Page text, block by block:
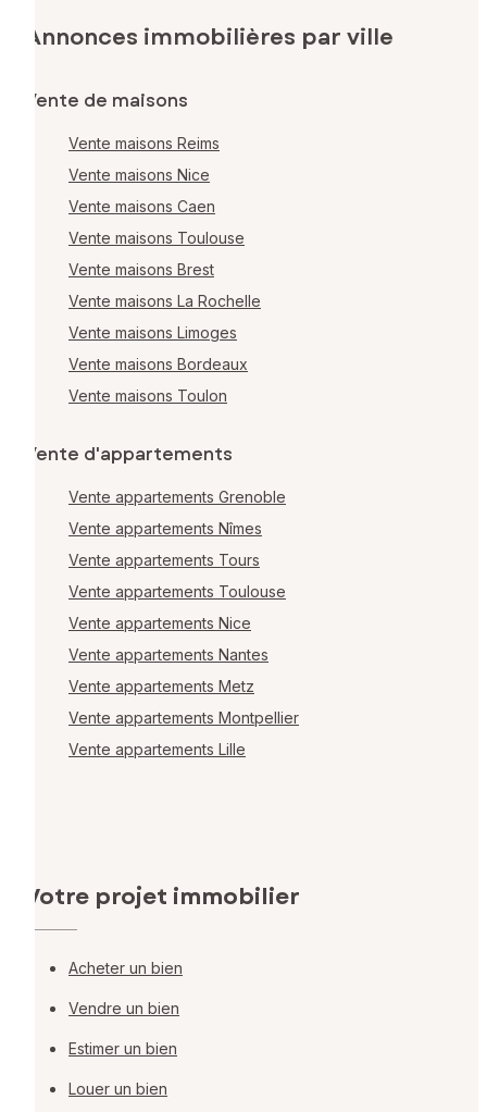
Annonces immobilières par ville
Vente de maisons
Vente maisons Reims
Vente maisons Nice
Vente maisons Caen
Vente maisons Toulouse
Vente maisons Brest
Vente maisons La Rochelle
Vente maisons Limoges
Vente maisons Bordeaux
Vente maisons Toulon
Vente d'appartements
Vente appartements Grenoble
Vente appartements Nîmes
Vente appartements Tours
Vente appartements Toulouse
Vente appartements Nice
Vente appartements Nantes
Vente appartements Metz
Vente appartements Montpellier
Vente appartements Lille
Votre projet immobilier
Acheter un bien
Vendre un bien
Estimer un bien
Louer un bien